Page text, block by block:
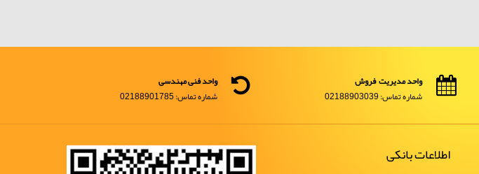
واحد مدیریت فروش
شماره تماس: 02188903039
واحد فنی مهندسی
شماره تماس: 02188901785
اطلاعات بانکی